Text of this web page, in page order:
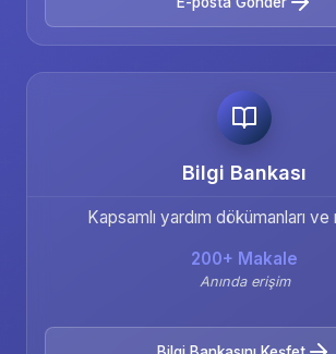
Bilgi Bankası
Kapsamlı yardım dökümanları
200+ Makale
Anında erişim